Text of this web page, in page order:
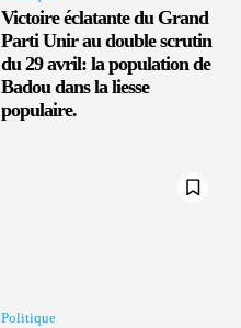
Victoire éclatante du Grand
Parti Unir au double scrutin
du 29 avril: la population de
Badou dans la liesse
populaire.
Politique